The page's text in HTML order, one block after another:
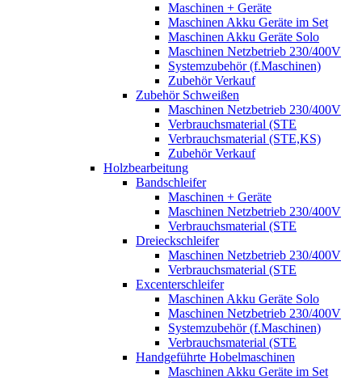
Maschinen + Geräte
Maschinen Akku Geräte im Set
Maschinen Akku Geräte Solo
Maschinen Netzbetrieb 230/400V
Systemzubehör (f.Maschinen)
Zubehör Verkauf
Zubehör Schweißen
Maschinen Netzbetrieb 230/400V
Verbrauchsmaterial (STE
Verbrauchsmaterial (STE,KS)
Zubehör Verkauf
Holzbearbeitung
Bandschleifer
Maschinen + Geräte
Maschinen Netzbetrieb 230/400V
Verbrauchsmaterial (STE
Dreieckschleifer
Maschinen Netzbetrieb 230/400V
Verbrauchsmaterial (STE
Excenterschleifer
Maschinen Akku Geräte Solo
Maschinen Netzbetrieb 230/400V
Systemzubehör (f.Maschinen)
Verbrauchsmaterial (STE
Handgeführte Hobelmaschinen
Maschinen Akku Geräte im Set